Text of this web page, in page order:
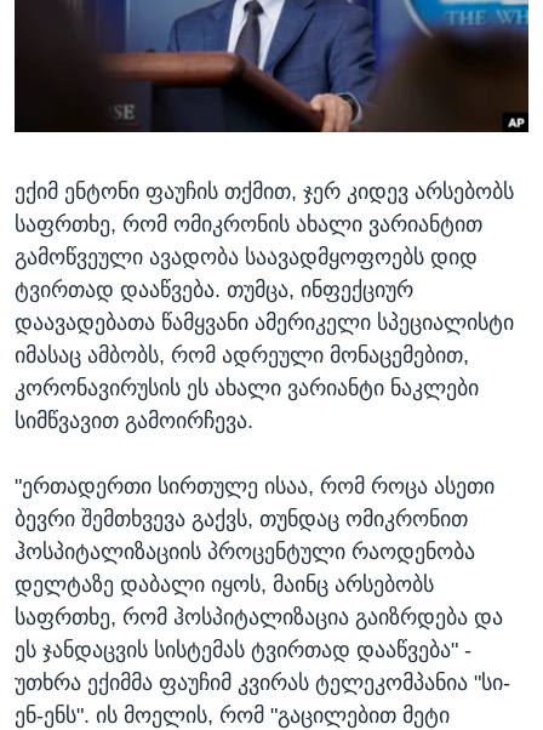
ᲡᲢᲣᲓᲘᲐ ᲕᲐᲨᲘᲜᲒᲢᲝᲜᲘ
ᲯᲐᲜᲛᲠᲗᲔᲚᲝᲑᲐ
ᲛᲔᲪᲜᲘᲔᲠᲔᲑᲐ
ᲙᲣᲚᲢᲣᲠᲐ
ᲒᲐᲚᲘᲚᲔᲝ
ᲓᲔᲖᲘᲜᲤᲝᲠᲛᲐᲪᲘᲐ
Learning English
ᲗᲕᲐᲚᲘ ᲒᲕᲐᲓᲔᲕᲜᲔᲗ
ენები
ექიმ ენტონი ფაუჩის თქმით, ჯერ კიდევ არსებობს
საფრთხე, რომ ომიკრონის ახალი ვარიანტით
გამოწვეული ავადობა საავადმყოფოებს დიდ
ტვირთად დააწვება. თუმცა, ინფექციურ
დაავადებათა წამყვანი ამერიკელი სპეციალისტი
იმასაც ამბობს, რომ ადრეული მონაცემებით,
კორონავირუსის ეს ახალი ვარიანტი ნაკლები
სიმწვავით გამოირჩევა.
"ერთადერთი სირთულე ისაა, რომ როცა ასეთი
ბევრი შემთხვევა გაქვს, თუნდაც ომიკრონით
ჰოსპიტალიზაციის პროცენტული რაოდენობა
დელტაზე დაბალი იყოს, მაინც არსებობს
საფრთხე, რომ ჰოსპიტალიზაცია გაიზრდება და
ეს ჯანდაცვის სისტემას ტვირთად დააწვება" -
უთხრა ექიმმა ფაუჩიმ კვირას ტელეკომპანია "სი-
ენ-ენს". ის მოელის, რომ "გაცილებით მეტი